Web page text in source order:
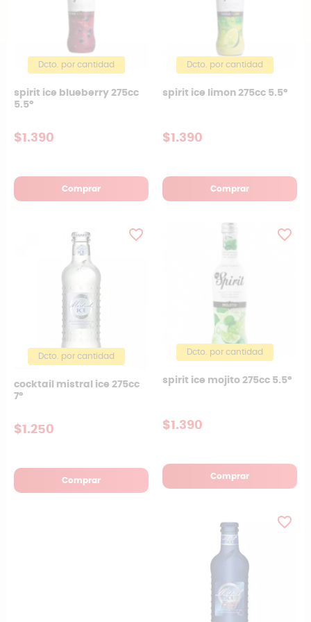
Dcto. por cantidad
spirit ice blueberry 275cc
5.5°
$1.390
Comprar
Dcto. por cantidad
spirit ice limon 275cc 5.5°
$1.390
Comprar
favorite_border
Dcto. por cantidad
cocktail mistral ice 275cc
7º
$1.250
Comprar
favorite_border
Dcto. por cantidad
spirit ice mojito 275cc 5.5°
$1.390
Comprar
favorite_border